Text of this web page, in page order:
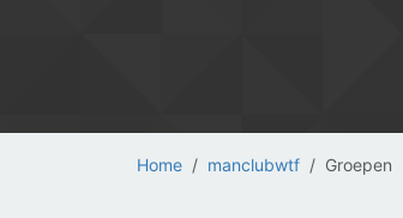
Home manclubwtf Groepen